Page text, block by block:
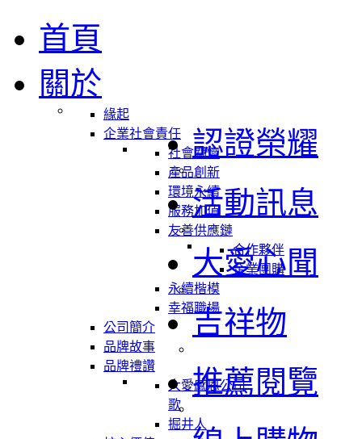
首頁
關於
緣起
企業社會責任
社會關懷
產品創新
環境永續
服務加值
友善供應鏈
合作夥伴
企業團購
永續楷模
幸福職場
公司簡介
品牌故事
品牌禮讚
大愛感恩公司
歌
掘井人
認證榮耀
活動訊息
大愛心聞
吉祥物
推薦閱覽